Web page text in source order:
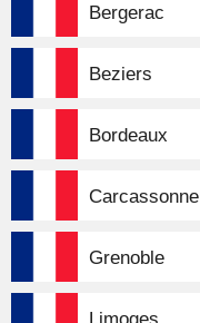
Bergerac
Beziers
Bordeaux
Carcassonne
Grenoble
Limoges